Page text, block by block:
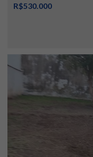
R$530.000